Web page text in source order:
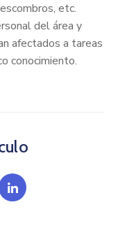
etc.
del área y
afectados a tareas
conocimiento.